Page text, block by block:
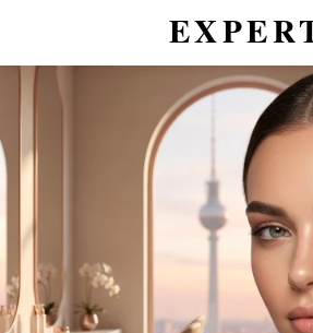
Салон красоты
центре
Перманентный
лицом •